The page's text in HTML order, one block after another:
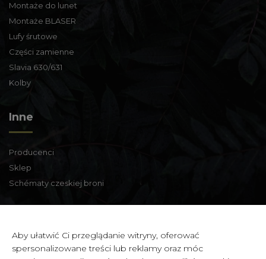
Montaże do lunet
Montaże BLASER
Lufy śrutowe
Części zamienne
Slavia 630/631
Kolby
Inne
Producenci
Sklep
Schématy czeskiej broni
Aby ułatwić Ci przeglądanie witryny, oferować
spersonalizowane treści lub reklamy oraz móc